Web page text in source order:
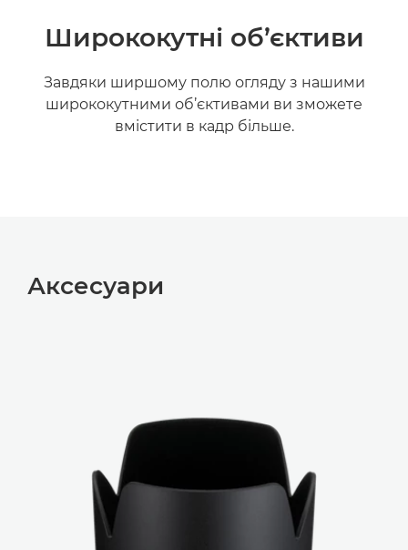
Ширококутні об’єктиви
Завдяки ширшому полю огляду з нашими
ширококутними об’єктивами ви зможете
вмістити в кадр більше.
Аксесуари